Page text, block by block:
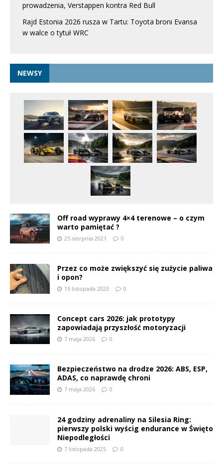
prowadzenia, Verstappen kontra Red Bull
Rajd Estonia 2026 rusza w Tartu: Toyota broni Evansa
w walce o tytuł WRC
NEWSY
Off road wyprawy 4×4 terenowe – o czym
warto pamiętać ?
25 sierpnia 2021 0
Przez co może zwiększyć się zużycie paliwa
i opon?
15 listopada 2023 0
Concept cars 2026: jak prototypy
zapowiadają przyszłość motoryzacji
7 maja 2026 0
Bezpieczeństwo na drodze 2026: ABS, ESP,
ADAS, co naprawdę chroni
7 maja 2026 0
24 godziny adrenaliny na Silesia Ring:
pierwszy polski wyścig endurance w Święto
Niepodległości
7 listopada 2025 0